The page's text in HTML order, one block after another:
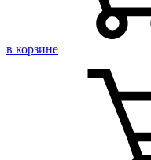
в корзине